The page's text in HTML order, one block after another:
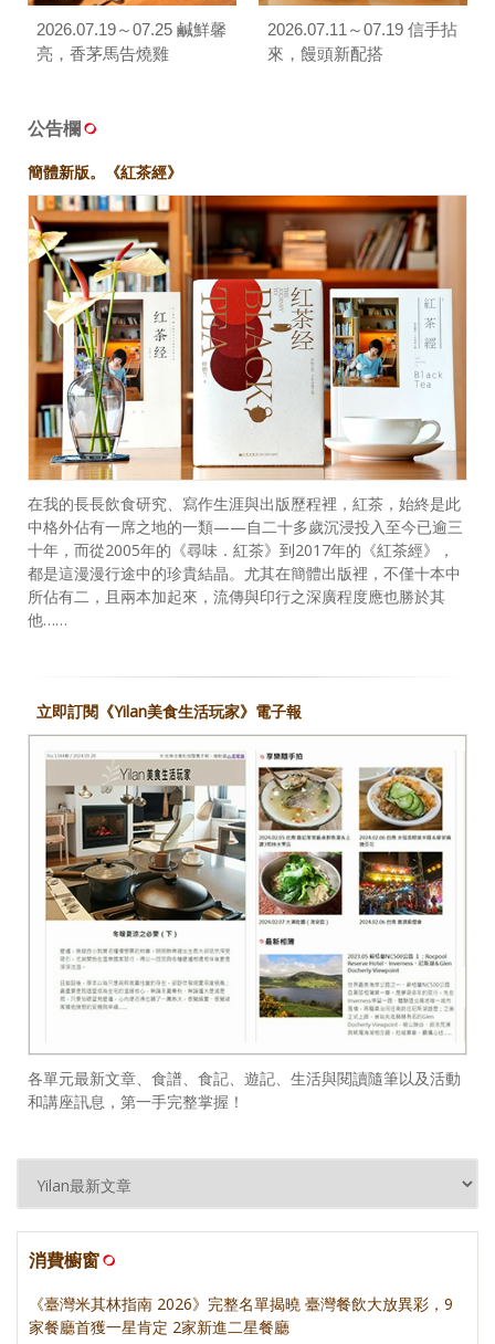
2026.07.19～07.25 鹹鮮馨
亮，香茅馬告燒雞
2026.07.11～07.19 信手拈
來，饅頭新配搭
公告欄
簡體新版。《紅茶經》
在我的長長飲食研究、寫作生涯與出版歷程裡，紅茶，始終是此
中格外佔有一席之地的一類——自二十多歲沉浸投入至今已逾三
十年，而從2005年的《尋味．紅茶》到2017年的《紅茶經》，
都是這漫漫行途中的珍貴結晶。尤其在簡體出版裡，不僅十本中
所佔有二，且兩本加起來，流傳與印行之深廣程度應也勝於其
他……
立即訂閱《Yilan美食生活玩家》電子報
各單元最新文章、食譜、食記、遊記、生活與閱讀隨筆以及活動
和講座訊息，第一手完整掌握！
消費櫥窗
《臺灣米其林指南 2026》完整名單揭曉 臺灣餐飲大放異彩，9
家餐廳首獲一星肯定 2家新進二星餐廳